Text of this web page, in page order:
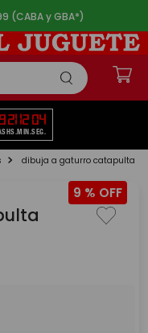
(CABA y GBA*)
21
HS.
12
MIN.
04
SEG.
dibuja a gaturro catapulta
9 %